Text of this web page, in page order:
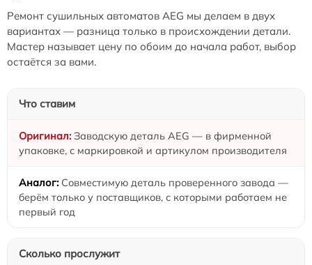
Ремонт сушильных автоматов AEG мы делаем в двух
вариантах — разница только в происхождении детали.
Мастер называет цену по обоим до начала работ, выбор
остаётся за вами.
Что ставим
Заводскую деталь AEG — в фирменной
упаковке, с маркировкой и артикулом производителя
Совместимую деталь проверенного завода —
берём только у поставщиков, с которыми работаем не
первый год
Сколько прослужит